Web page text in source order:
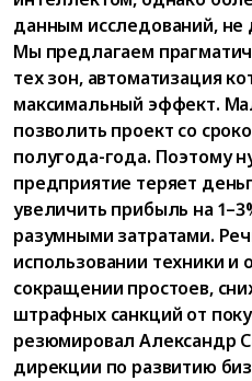
данным исследований, не
Мы предлагаем
тех зон, автоматизация
максимальный эффект.
позволить проект со
полугода-года. Поэтому
предприятие теряет
увеличить прибыль на
разумными затратами.
использовании техники и
сокращении простоев,
штрафных санкций от
резюмировал Александр
дирекции по развитию